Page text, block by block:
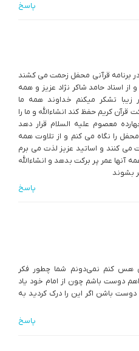
پاسخ
برنامه قرآنی محفل زحمت می کشند
از استاد حامد شاکر نژاد عزیز و همه
زیبا تشکر میکنم خداوند همه ما
قرآن کریم حفظ کند انشاءالله و ما را
معصوم علیه السلام قرار دهد
را نگاه می کنم و از تلاوت همه
می کنند و اساتید عزیز لذت می برم
آنها عمر پر برکت بدهد و انشاءالله
بشوند
پاسخ
هس کنم نمی‌دونم شما چطور فکر
دوست باشم چون از امام خود یاد
باشن اگر این را درک کردید به
پاسخ